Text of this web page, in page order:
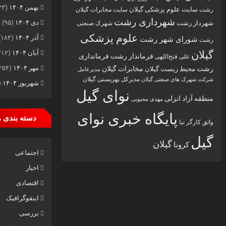
رشت سایت علوم پزشکی گیلان سایت مخابرات گیلان
شهردار رشت شهرداری رشت شهرک صنعتی
رشت شورای شهر رشت علوم پزشکی
گیلان علی فتح‌اللهی فرماندار رشت فرمانداری
رشت محیط زیست گیلان مخابرات گیلان مدیرعامل
شرکت شهرک های صنعتی گیلان مدیرکل بهزیستی گیلان
منطقه آزاد انزلی مهدی محبوبی نوای گیل
واثق کارگر نیا پایگاه خبری نوای
گیل کرونا گیلان
بهمن ۱۴۰۴
(۱۴۳)
دی ۱۴۰۴
(۹۵)
آذر ۱۴۰۴
(۱۸۴)
آبان ۱۴۰۴
(۲۱۲)
مهر ۱۴۰۴
(۲۵۴)
شهریور ۱۴۰۴
دسته بندی
اجتماعی
اخبار
اقتصادی
اینفوگرافیک
بررسی